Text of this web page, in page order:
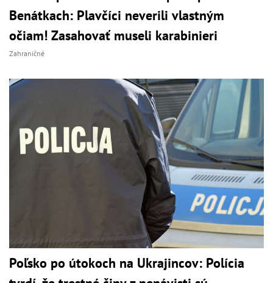
Benátkach: Plavčíci neverili vlastným
očiam! Zasahovať museli karabinieri
Zahraničné
Poľsko po útokoch na Ukrajincov: Polícia